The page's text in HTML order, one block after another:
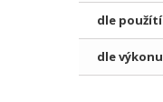
dle použítí
dle výkonu